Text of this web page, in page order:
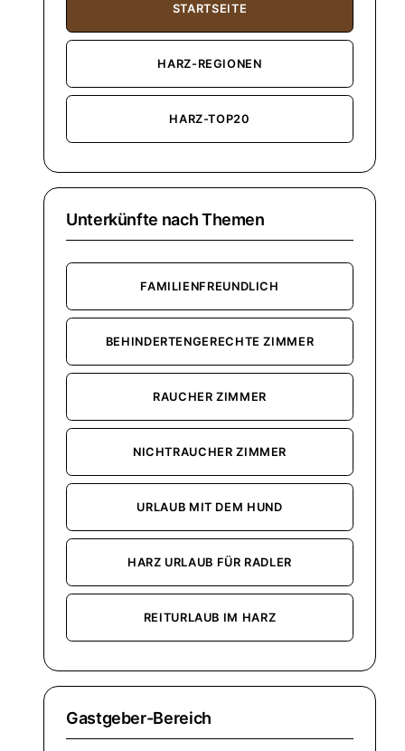
STARTSEITE
HARZ-REGIONEN
HARZ-TOP20
Unterkünfte nach Themen
FAMILIENFREUNDLICH
BEHINDERTENGERECHTE ZIMMER
RAUCHER ZIMMER
NICHTRAUCHER ZIMMER
URLAUB MIT DEM HUND
HARZ URLAUB FÜR RADLER
REITURLAUB IM HARZ
Gastgeber-Bereich